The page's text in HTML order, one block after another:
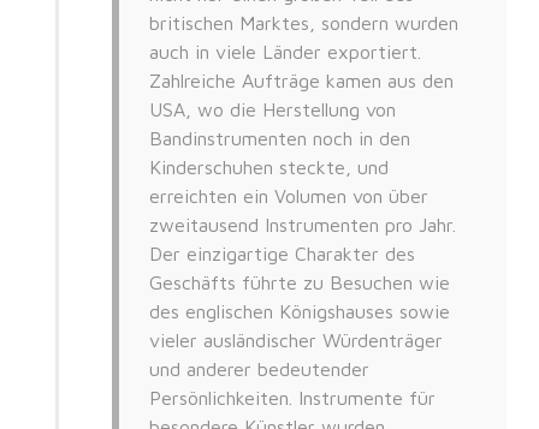
britischen Marktes, sondern wurden
auch in viele Länder exportiert.
Zahlreiche Aufträge kamen aus den
USA, wo die Herstellung von
Bandinstrumenten noch in den
Kinderschuhen steckte, und
erreichten ein Volumen von über
zweitausend Instrumenten pro Jahr.
Der einzigartige Charakter des
Geschäfts führte zu Besuchen wie
des englischen Königshauses sowie
vieler ausländischer Würdenträger
und anderer bedeutender
Persönlichkeiten. Instrumente für